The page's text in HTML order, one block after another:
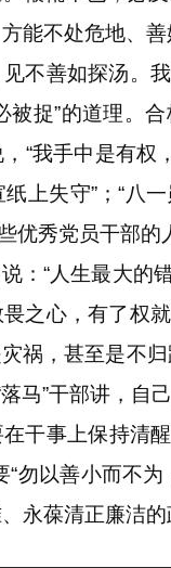
能不处危地、善
善如探汤。我
被捉”的道理。
“我手中是有权
上失守”；“八
优秀党员干部的
“人生最大的错
之心，有了权
祸，甚至是不
马”干部讲，自
事上保持清醒
“勿以善小而不
永葆清正廉洁的